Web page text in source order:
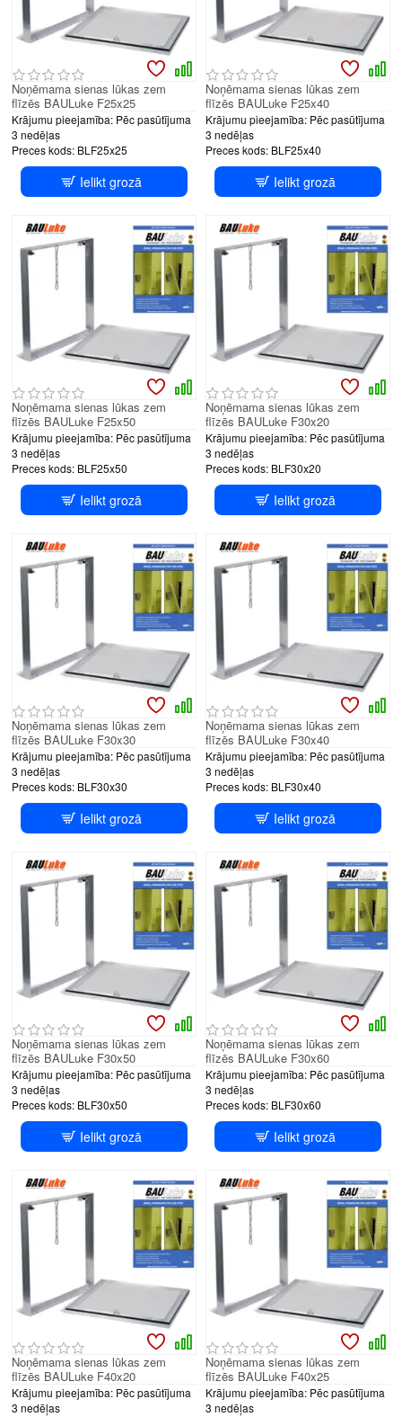
Krājumu pieejamība: Pēc pasūtījuma
3 nedēļas
Preces kods: BLF25x25
Noņēmama sienas lūkas zem
flīzēs BAULuke F25x25
Ielikt grozā
Krājumu pieejamība: Pēc pasūtījuma
3 nedēļas
Preces kods: BLF25x40
Noņēmama sienas lūkas zem
flīzēs BAULuke F25x40
Ielikt grozā
Krājumu pieejamība: Pēc pasūtījuma
3 nedēļas
Preces kods: BLF25x50
Noņēmama sienas lūkas zem
flīzēs BAULuke F25x50
Ielikt grozā
Krājumu pieejamība: Pēc pasūtījuma
3 nedēļas
Preces kods: BLF30x20
Noņēmama sienas lūkas zem
flīzēs BAULuke F30x20
Ielikt grozā
Krājumu pieejamība: Pēc pasūtījuma
3 nedēļas
Preces kods: BLF30x30
Noņēmama sienas lūkas zem
flīzēs BAULuke F30x30
Ielikt grozā
Krājumu pieejamība: Pēc pasūtījuma
3 nedēļas
Preces kods: BLF30x40
Noņēmama sienas lūkas zem
flīzēs BAULuke F30x40
Ielikt grozā
Krājumu pieejamība: Pēc pasūtījuma
3 nedēļas
Preces kods: BLF30x50
Noņēmama sienas lūkas zem
flīzēs BAULuke F30x50
Ielikt grozā
Krājumu pieejamība: Pēc pasūtījuma
3 nedēļas
Preces kods: BLF30x60
Noņēmama sienas lūkas zem
flīzēs BAULuke F30x60
Ielikt grozā
Krājumu pieejamība: Pēc pasūtījuma
3 nedēļas
Noņēmama sienas lūkas zem
flīzēs BAULuke F40x20
Krājumu pieejamība: Pēc pasūtījuma
3 nedēļas
Noņēmama sienas lūkas zem
flīzēs BAULuke F40x25